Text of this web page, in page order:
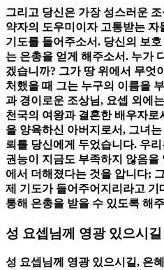
그리고 당신은 가장 성스러운
약자의 도우미이자 고통받는
기도를 들어주소서. 당신의 보
는 은총을 얻게 해주소서. 누가
겠습니까? 그가 땅 위에서 무엇
처했을 때 그는 누구의 이름을
과 경이로운 조상님, 요셉 외에
천국의 여왕과 결혼한 배우자
을 양육하신 아버지로서, 그녀
뢰를 당신에게 두었습니다. 우
권능이 지금도 부족하지 않음
에서 더해졌다는 것을 압니다;
제 기도가 들어주어지리라고 기
통해 은총을 받을 수 있도록 해
성 요셉님께 영광 있으시길
성 요셉님께 영광 있으시길, 은